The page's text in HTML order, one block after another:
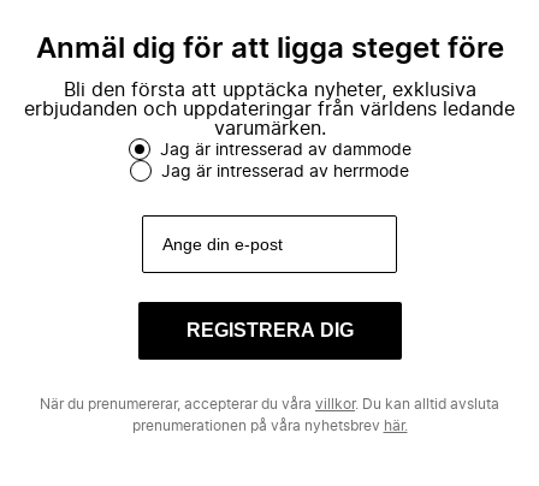
Anmäl dig för att ligga steget före
Bli den första att upptäcka nyheter, exklusiva
erbjudanden och uppdateringar från världens ledande
varumärken.
Jag är intresserad av dammode
Jag är intresserad av herrmode
REGISTRERA DIG
När du prenumererar, accepterar du våra villkor. Du kan alltid avsluta
prenumerationen på våra nyhetsbrev här.